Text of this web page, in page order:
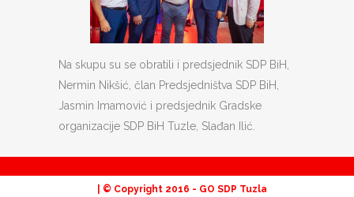
Na skupu su se obratili i predsjednik SDP BiH,
Nermin Nikšić, član Predsjedništva SDP BiH,
Jasmin Imamović i predsjednik Gradske
organizacije SDP BiH Tuzle, Slađan Ilić.
| © Copyright 2016 - GO SDP Tuzla